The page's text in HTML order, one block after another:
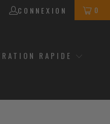
CONNEXION 0
RAPIDE